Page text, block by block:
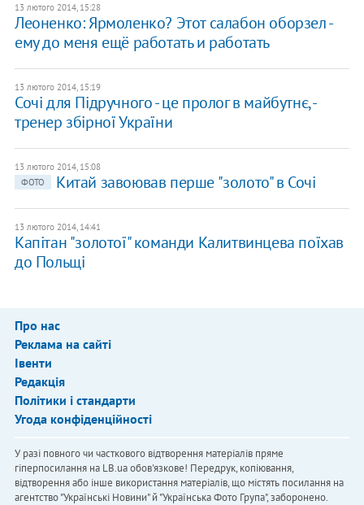
13 лютого 2014, 15:28
Леоненко: Ярмоленко? Этот салабон оборзел -
ему до меня ещё работать и работать
13 лютого 2014, 15:19
Сочі для Підручного - це пролог в майбутнє, -
тренер збірної України
13 лютого 2014, 15:08
ФОТО
Китай завоював перше "золото" в Сочі
13 лютого 2014, 14:41
Капітан "золотої" команди Калитвинцева поїхав
до Польщі
Про нас
Реклама на сайті
Івенти
Редакція
Політики і стандарти
Угода конфіденційності
У разі повного чи часткового відтворення матеріалів пряме
гіперпосилання на LB.ua обов'язкове! Передрук, копіювання,
відтворення або інше використання матеріалів, що містять посилання на
агентство "Українськi Новини" й "Українська Фото Група", заборонено.